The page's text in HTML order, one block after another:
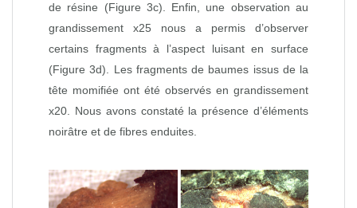
de résine (Figure 3c). Enfin, une observation au
grandissement x25 nous a permis d’observer
certains fragments à l’aspect luisant en surface
(Figure 3d). Les fragments de baumes issus de la
tête momifiée ont été observés en grandissement
x20. Nous avons constaté la présence d’éléments
noirâtre et de fibres enduites.